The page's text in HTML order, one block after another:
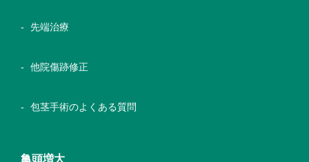
先端治療
他院傷跡修正
包茎手術のよくある質問
亀頭増大